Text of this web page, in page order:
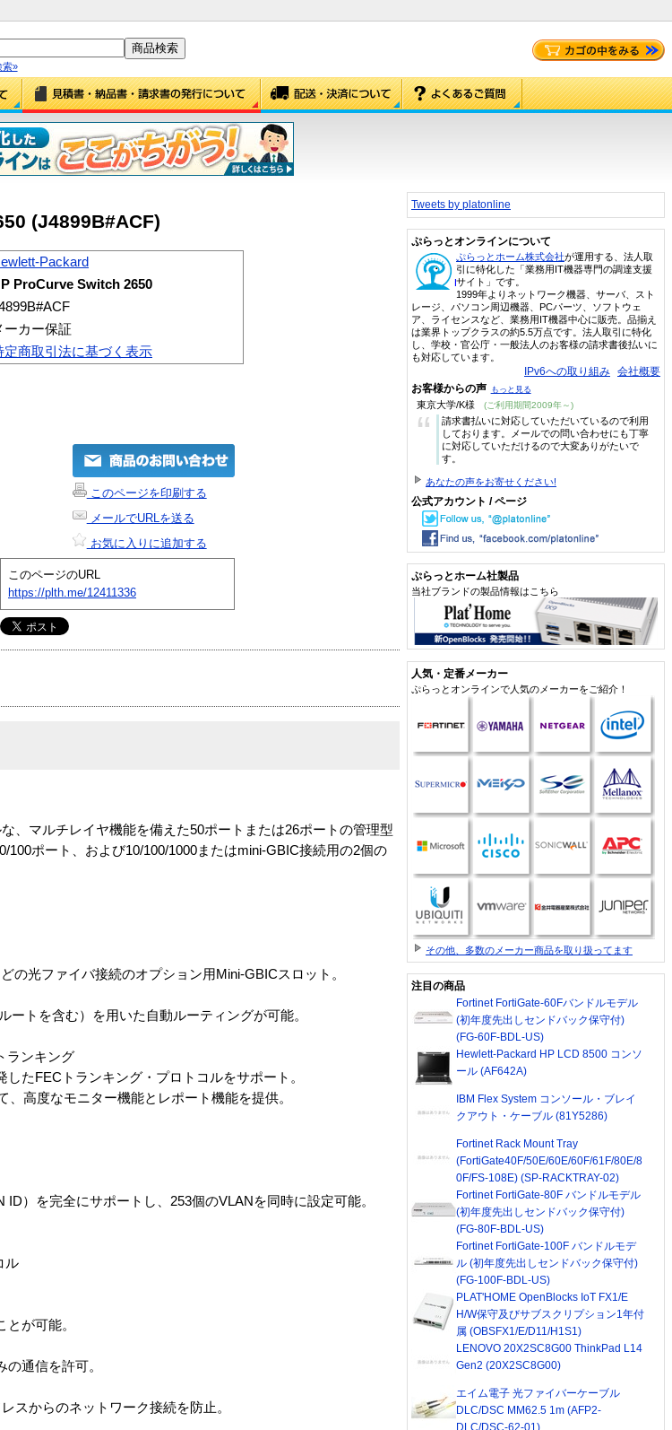
索»
(J4899B#ACF)
Packard
ProCurve Switch 2650
ーカー保証
定商取引法に基づく表示
このページを印刷する
メールでURLを送る
お気に入りに追加する
このページのURL
https://plth.me/12411336
、マルチレイヤ機能を備えた50ポートまたは26ポートの管理型
ポート、および10/100/1000またはmini-GBIC接続用の2個の
光ファイバ接続のオプション用Mini-GBICスロット。
トを含む）を用いた自動ルーティングが可能。
ランキング
たFECトランキング・プロトコルをサポート。
高度なモニター機能とレポート機能を提供。
）を完全にサポートし、253個のVLANを同時に設定可能。
ル
が可能。
通信を許可。
スからのネットワーク接続を防止。
Tweets by platonline
ぷらっとオンラインについて
ぷらっとホーム株式会社が運用する、法人取
引に特化した「業務用IT機器専門の調達支援
サイト」です。
1999年よりネットワーク機器、サーバ、スト
レージ、パソコン周辺機器、PCパーツ、ソフトウェ
ア、ライセンスなど、業務用IT機器中心に販売。品揃え
は業界トップクラスの約5.5万点です。法人取引に特化
し、学校・官公庁・一般法人のお客様の請求書後払いに
も対応しています。
IPv6への取り組み 会社概要
お客様からの声 もっと見る
東京大学/K様 (ご利用期間2009年～)
“
請求書払いに対応していただいているので利用
しております。メールでの問い合わせにも丁寧
に対応していただけるので大変ありがたいで
す。
あなたの声をお寄せください!
公式アカウント / ページ
ぷらっとホーム社製品
当社ブランドの製品情報はこちら
人気・定番メーカー
ぷらっとオンラインで人気のメーカーをご紹介！
その他、多数のメーカー商品を取り扱ってます
注目の商品
Fortinet FortiGate-60Fバンドルモデル
(初年度先出しセンドバック保守付)
(FG-60F-BDL-US)
Hewlett-Packard HP LCD 8500 コンソ
ール (AF642A)
IBM Flex System コンソール・ブレイ
クアウト・ケーブル (81Y5286)
Fortinet Rack Mount Tray
(FortiGate40F/50E/60E/60F/61F/80E/8
0F/FS-108E) (SP-RACKTRAY-02)
Fortinet FortiGate-80F バンドルモデル
(初年度先出しセンドバック保守付)
(FG-80F-BDL-US)
Fortinet FortiGate-100F バンドルモデ
ル (初年度先出しセンドバック保守付)
(FG-100F-BDL-US)
PLAT'HOME OpenBlocks IoT FX1/E
H/W保守及びサブスクリプション1年付
属 (OBSFX1/E/D11/H1S1)
LENOVO 20X2SC8G00 ThinkPad L14
Gen2 (20X2SC8G00)
エイム電子 光ファイバーケーブル
DLC/DSC MM62.5 1m (AFP2-
DLC/DSC-62-01)